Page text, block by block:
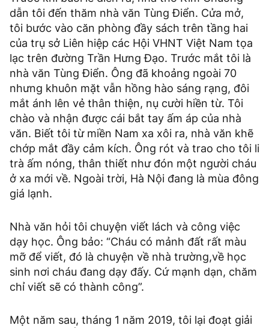
dẫn tôi đến thăm nhà văn Tùng Điển. Cửa mở,
tôi bước vào căn phòng đầy sách trên tầng hai
của trụ sở Liên hiệp các Hội VHNT Việt Nam tọa
lạc trên đường Trần Hưng Đạo. Trước mắt tôi là
nhà văn Tùng Điển. Ông đã khoảng ngoài 70
nhưng khuôn mặt vẫn hồng hào sáng rạng, đôi
mắt ánh lên vẻ thân thiện, nụ cười hiền từ. Tôi
chào và nhận được cái bắt tay ấm áp của nhà
văn. Biết tôi từ miền Nam xa xôi ra, nhà văn khẽ
chớp mắt đầy cảm kích. Ông rót và trao cho tôi li
trà ấm nóng, thân thiết như đón một người cháu
ở xa mới về. Ngoài trời, Hà Nội đang là mùa đông
giá lạnh.
Nhà văn hỏi tôi chuyện viết lách và công việc
dạy học. Ông bảo: “Cháu có mảnh đất rất màu
mỡ để viết, đó là chuyện về nhà trường,về học
sinh nơi cháu đang dạy đấy. Cứ mạnh dạn, chăm
chỉ viết sẽ có thành công”.
Một năm sau, tháng 1 năm 2019, tôi lại đoạt giải